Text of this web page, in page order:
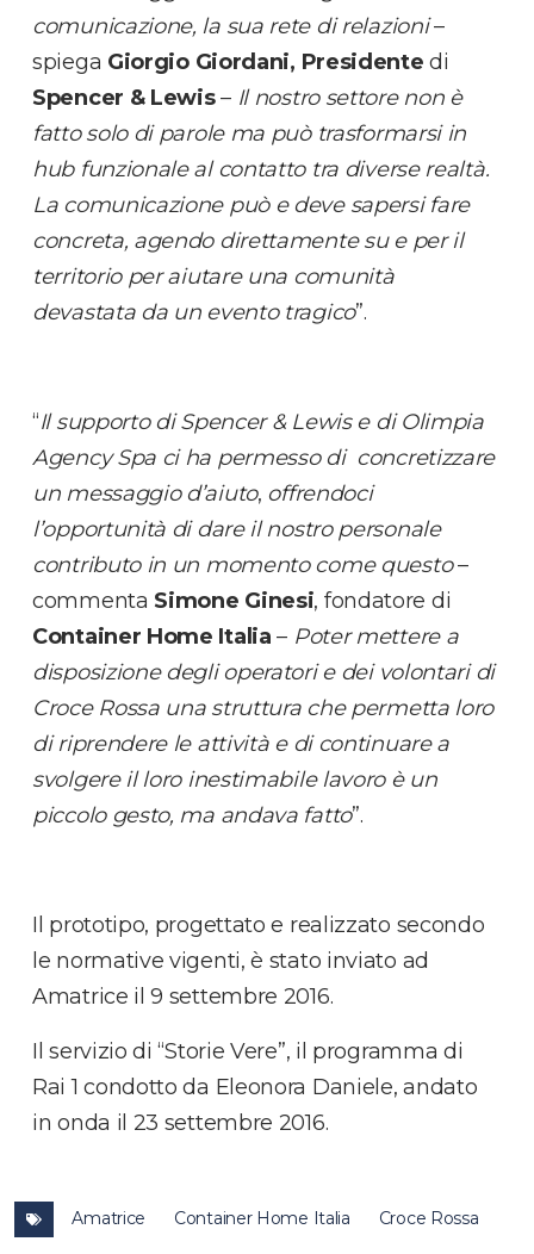
comunicazione, la sua rete di relazioni–
spiega Giorgio Giordani, Presidentedi
Spencer & Lewis– Il nostro settore non è
fatto solo di parole ma può trasformarsi in
hub funzionale al contatto tra diverse realtà.
La comunicazione può e deve sapersi fare
concreta, agendo direttamente su e per il
territorio per aiutare una comunità
devastata da un evento tragico”.
“Il supporto di Spencer & Lewis e di Olimpia
Agency Spa ci ha permesso di concretizzare
un messaggio d’aiuto, offrendoci
l’opportunità di dare il nostro personale
contributo in un momento come questo–
commenta Simone Ginesi, fondatore di
Container Home Italia – Poter mettere a
disposizione degli operatori e dei volontari di
Croce Rossa una struttura che permetta loro
di riprendere le attività e di continuare a
svolgere il loro inestimabile lavoro è un
piccolo gesto, ma andava fatto”.
Il prototipo, progettato e realizzato secondo
le normative vigenti, è stato inviato ad
Amatrice il 9 settembre 2016.
Il servizio di “Storie Vere”, il programma di
Rai 1 condotto da Eleonora Daniele, andato
in onda il 23 settembre 2016.
Amatrice Container Home Italia Croce Rossa